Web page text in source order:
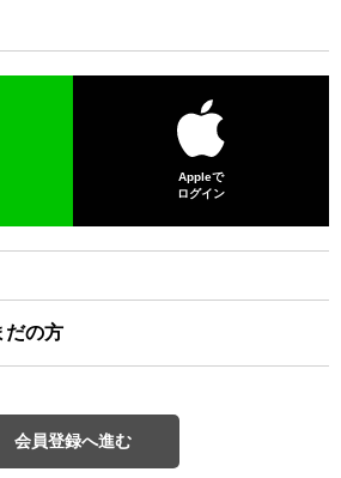
Appleで
ログイン
だの方
会員登録へ進む